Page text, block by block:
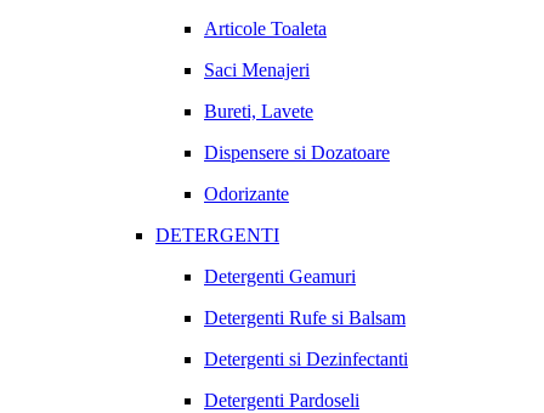
Articole Toaleta
Saci Menajeri
Bureti, Lavete
Dispensere si Dozatoare
Odorizante
DETERGENTI
Detergenti Geamuri
Detergenti Rufe si Balsam
Detergenti si Dezinfectanti
Detergenti Pardoseli